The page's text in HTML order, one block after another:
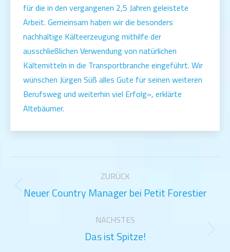
für die in den vergangenen 2,5 Jahren geleistete
Arbeit. Gemeinsam haben wir die besonders
nachhaltige Kälteerzeugung mithilfe der
ausschließlichen Verwendung von natürlichen
Kältemitteln in die Transportbranche eingeführt. Wir
wünschen Jürgen Süß alles Gute für seinen weiteren
Berufsweg und weiterhin viel Erfolg«, erklärte
Altebäumer.
Kommentarnavigation
ZURÜCK
Vorheriger
Neuer Country Manager bei Petit Forestier
NÄCHSTES
Nächster
Das ist Spitze!